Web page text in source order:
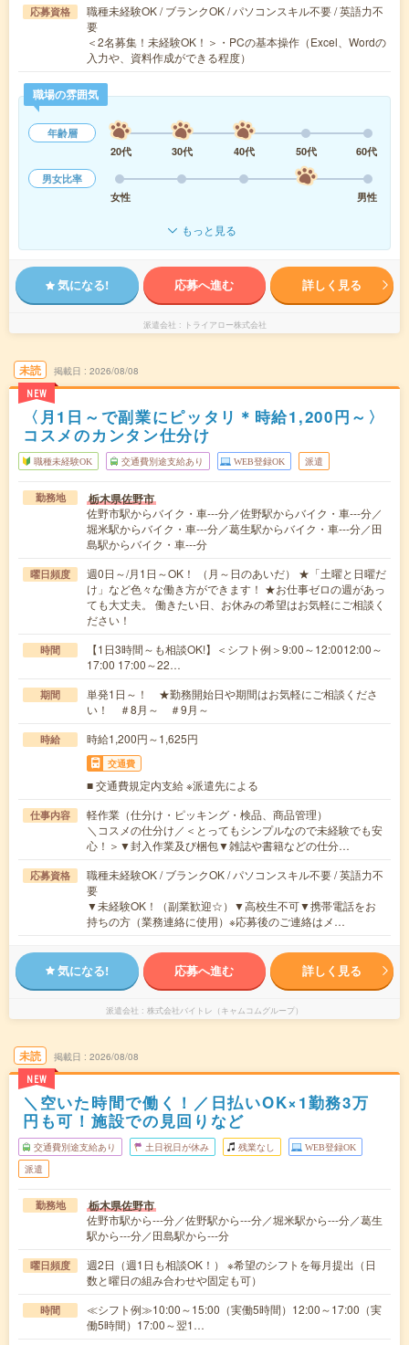
応募資格
職種未経験OK / ブランクOK / パソコンスキル不要 / 英語力不
要
＜2名募集！未経験OK！＞・PCの基本操作（Excel、Wordの
入力や、資料作成ができる程度）
職場の雰囲気
年齢層
20代
30代 40代 50代
60代
男女比率
女性
男性
もっと見る
気になる! 応募へ進む 詳しく見る
派遣会社 トライアロー株式会社
未読
NEW
掲載日 2026/08/08
〈月1日～で副業にピッタリ＊時給1,200円～〉
コスメのカンタン仕分け
職種未経験OK 交通費別途支給あり WEB登録OK 派遣
勤務地 栃木県佐野市
佐野市駅からバイク・車---分／佐野駅からバイク・車---分／
堀米駅からバイク・車---分／葛生駅からバイク・車---分／田
島駅からバイク・車---分
曜日頻度
週0日～/月1日～OK！ （月～日のあいだ） ★「土曜と日曜だ
け」など色々な働き方ができます！ ★お仕事ゼロの週があっ
ても大丈夫。 働きたい日、お休みの希望はお気軽にご相談く
ださい！
時間
【1日3時間～も相談OK!】＜シフト例＞9:00～12:0012:00～
17:00 17:00～22…
期間
単発1日～！ ★勤務開始日や期間はお気軽にご相談くださ
い！ ＃8月～ ＃9月～
時給 時給1,200円～1,625円
交通費
■ 交通費規定内支給 ※派遣先による
仕事内容
軽作業（仕分け・ピッキング・検品、商品管理）
＼コスメの仕分け／＜とってもシンプルなので未経験でも安
心！＞▼封入作業及び梱包▼雑誌や書籍などの仕分…
応募資格
職種未経験OK / ブランクOK / パソコンスキル不要 / 英語力不
要
▼未経験OK！（副業歓迎☆）▼高校生不可▼携帯電話をお
持ちの方（業務連絡に使用）※応募後のご連絡はメ…
気になる! 応募へ進む 詳しく見る
派遣会社 株式会社バイトレ（キャムコムグループ）
未読
NEW
掲載日 2026/08/08
＼空いた時間で働く！／日払いOK×1勤務3万
円も可！施設での見回りなど
交通費別途支給あり 土日祝日が休み 残業なし WEB登録OK
派遣
勤務地 栃木県佐野市
佐野市駅から---分／佐野駅から---分／堀米駅から---分／葛生
駅から---分／田島駅から---分
曜日頻度
週2日（週1日も相談OK！） ※希望のシフトを毎月提出（日
数と曜日の組み合わせや固定も可）
時間
≪シフト例≫10:00～15:00（実働5時間）12:00～17:00（実
働5時間）17:00～翌1…